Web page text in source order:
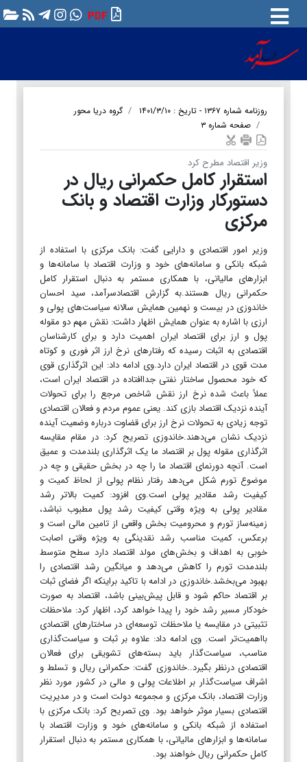
PDF
روزنامه شماره ۱۳۶۷ - تاریخ : ۱۴۰۱/۳/۱۰
گروه دریا محور
صفحه شماره ۳
وزیر اقتصاد مطرح کرد
استقرار کامل حکمرانی ریال در
دستورکار وزارت اقتصاد و بانک
مرکزی
وزیر امور اقتصادی و دارایی گفت: بانک مرکزی با استفاده از
شبکه بانکی و سامانه‌های خود و وزارت اقتصاد با سامانه‌ها و
ابزارهای مالیاتی، با همکاری مستمر به دنبال استقرار کامل
حکمرانی ریال هستند.به گزارش اقتصادسرآمد، سید احسان
خاندوزی در بیست و نهمین همایش سالانه سیاست‌های پولی و
ارزی با اشاره به عنوان همایش اظهار داشت: نقش مهم دو مقوله
پول و ارز برای اقتصاد ایران اهمیت دارد و برای کارشناسان
اقتصادی به اثبات رسیده که رفتارهای نرخ ارز اثر فوری و کوتاه
مدت قوی در اقتصاد ایران دارد.وی ادامه داد: این اثرگذاری قوی
که خود محصول ساختار نفتی جداافتاده در اقتصاد ایران است،
عملاً باعث شده نرخ ارز نقش شاخص مرجع را برای تحولات
آینده نزدیک اقتصاد بازی کند. یعنی عموم مردم و فعالان اقتصادی
توجه زیادی به تحولات نرخ ارز برای قضاوت درباره وضعیت آینده
نزدیک نشان می‌دهند.خاندوزی تصریح کرد: در مقام مقایسه
اثرگذاری مقوله پول بر اقتصاد ما یک اثرگذاری بلندمدت و عمیق
است. آنچه دورنمای اقتصاد ما را چه در بخش حقیقی و چه در
موضوع تورم شکل می‌دهد رفتار نظام پولی از لحاظ کمیت و
کیفیت رشد مقادیر پولی است.وی افزود: کمیت بالاتر رشد
مقادیر پولی به ویژه وقتی کیفیت رشد پول مطبوب نباشد،
زمینه‌ساز تورم و محرومیت بخش واقعی از تامین مالی است و
برعکس، کمیت مناسب رشد نقدینگی به ویژه وقتی اصابت
خوبی به اهداف و بخش‌های مولد اقتصاد دارد سطح متوسط
بلندمدت تورم را کاهش می‌دهد و میانگین رشد اقتصادی را
بهبود می‌بخشد.خاندوزی در ادامه با تاکید براینکه اگر فضای ثبات
بر اقتصاد حاکم شود و قابل پیش‌بینی باشد، اقتصاد به صورت
خودکار مسیر رشد خود را پیدا خواهد کرد، اظهار کرد: ملاحظات
تثبیتی در مقایسه یا ملاحظات توسعه‌ای در ساختارهای اقتصادی
بااهمیت‌تر است. وی ادامه داد: علاوه بر ثبات و سیاست‌گذاری
مناسب، سیاست‌گذار باید بسته‌های تشویقی برای فعالان
اقتصادی درنظر بگیرد..خاندوزی گفت: حکمرانی ریال و تسلط و
اشراف سیاست‌گذار بر اطلاعات پولی و مالی در کشور مورد نظر
وزارت اقتصاد، بانک مرکزی و مجموعه دولت است و در مدیریت
اقتصادی بسیار موثر خواهد بود. وی تصریح کرد: بانک مرکزی با
استفاده از شبکه بانکی و سامانه‌های خود و وزارت اقتصاد با
سامانه‌ها و ابزارهای مالیاتی، با همکاری مستمر به دنبال استقرار
کامل حکمرانی ریال خواهند بود.